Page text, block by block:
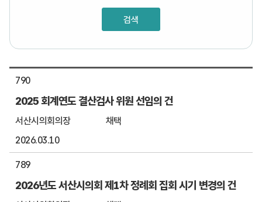
790
2025 회계연도 결산검사 위원 선임의 건
서산시의회의장
채택
2026.03.10
789
2026년도 서산시의회 제1차 정례회 집회 시기 변경의 건